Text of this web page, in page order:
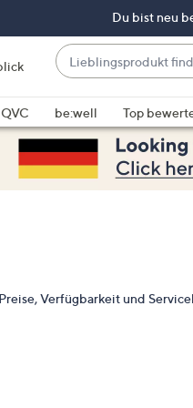
Du bist neu
Lieblingsprodukt
finden
Vorschläge
verfügbar
sind,
verwenden
und
be:well Top
Verfügbarkeit und